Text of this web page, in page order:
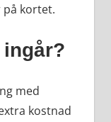
kortet.
med
kostnad